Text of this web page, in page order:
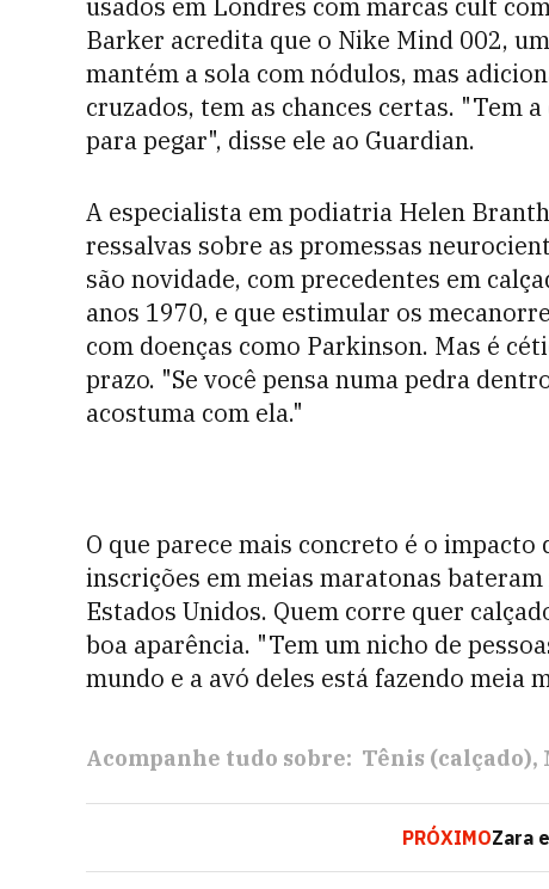
usados em Londres com marcas cult
Barker acredita que o Nike Mind 002,
mantém a sola com nódulos, mas
cruzados, tem as chances certas. "Tem
para pegar", disse ele ao Guardian.
A especialista em podiatria Helen
ressalvas sobre as promessas
são novidade, com precedentes em
anos 1970, e que estimular os
com doenças como Parkinson. Mas é
prazo. "Se você pensa numa pedra
acostuma com ela."
O que parece mais concreto é o
inscrições em meias maratonas
Estados Unidos. Quem corre quer
boa aparência. "Tem um nicho de
mundo e a avó deles está fazendo meia
Acompanhe tudo sobre: Tênis (calçado)
PRÓXIMOZara